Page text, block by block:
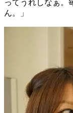
ってうれしなぁ。
ん。」